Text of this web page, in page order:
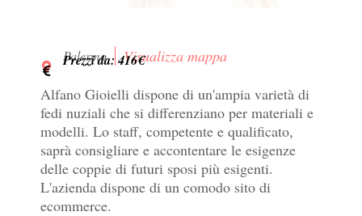
Palermo Visualizza mappa
Prezzi da: 416€
Alfano Gioielli dispone di un'ampia varietà di
fedi nuziali che si differenziano per materiali e
modelli. Lo staff, competente e qualificato,
saprà consigliare e accontentare le esigenze
delle coppie di futuri sposi più esigenti.
L'azienda dispone di un comodo sito di
ecommerce.